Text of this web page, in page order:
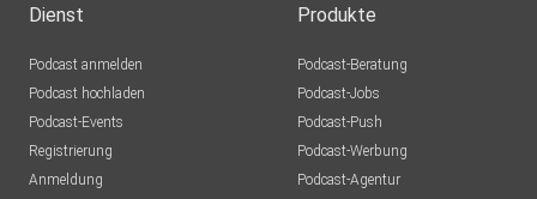
Dienst
Podcast anmelden
Podcast hochladen
Podcast-Events
Registrierung
Anmeldung
Produkte
Podcast-Beratung
Podcast-Jobs
Podcast-Push
Podcast-Werbung
Podcast-Agentur